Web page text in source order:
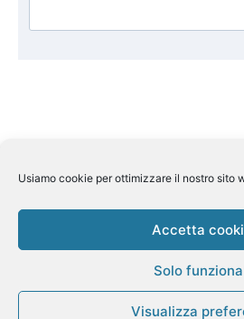
Usiamo cookie per ottimizzare il nostro sito
Accetta
Solo
Visualizza
Suite Travel byHelkin SrlVia
Licenza
1/85078/319/180904343/4 Fondo di
Felici n. 2410
Cookie Policy–